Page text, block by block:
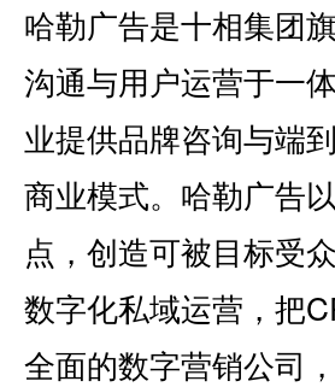
哈勒广告是十相集团
沟通与用户运营于一
业提供品牌咨询与端
商业模式。哈勒广告
点，创造可被目标受
数字化私域运营，把
全面的数字营销公司